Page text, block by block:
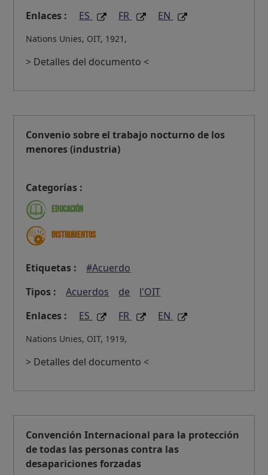
Enlaces :
ES FR EN
Nations Unies, OIT, 1921,
> Detalles del documento <
Convenio sobre el trabajo nocturno de los
menores (industria)
Categorías :
Educación
Instrumentos
Etiquetas :
#Acuerdo
Tipos :
Acuerdos de
l'OIT
Enlaces :
ES FR EN
Nations Unies, OIT, 1919,
> Detalles del documento <
Convención Internacional para la protección
de todas las personas contra las
desapariciones forzadas